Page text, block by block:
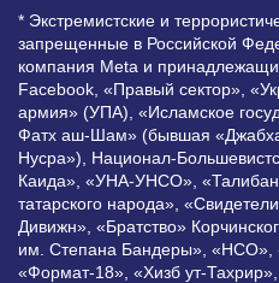
* Экстремистские и
запрещенные в Российской
компания Meta и
Facebook, «Правый сектор»,
армия» (УПА), «Исламское
Фатх аш-Шам» (бывшая
Нусра»), Национал-
Каида», «УНА-УНСО»,
татарского народа»,
Дивижн», «Братство»
им. Степана Бандеры», «НСО»,
«Формат-18», «Хизб ут-